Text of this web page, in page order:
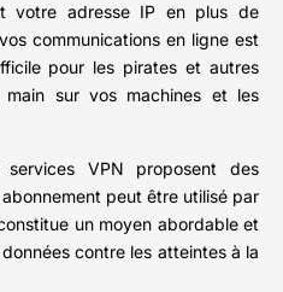
votre adresse IP en plus de
communications en ligne est
pour les pirates et autres
sur vos machines et les
VPN proposent des
peut être utilisé par
un moyen abordable et
contre les atteintes à la